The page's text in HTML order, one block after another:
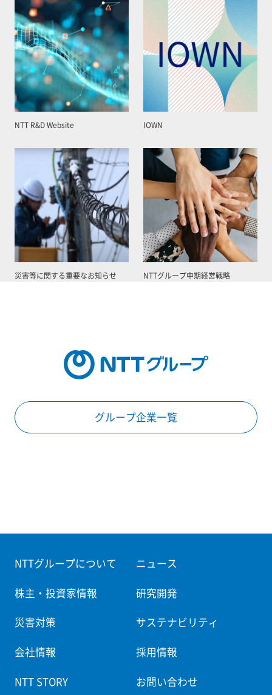
NTT R&D Website IOWN
災害等に関する重要なお知らせ NTTグループ中期経営戦略
グループ企業一覧
NTTグループについて ニュース
株主・投資家情報 研究開発
災害対策 サステナビリティ
会社情報 採用情報
NTT STORY お問い合わせ